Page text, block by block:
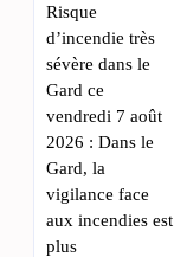
Risque
d’incendie très
sévère dans le
Gard ce
vendredi 7 août
2026 : Dans le
Gard, la
vigilance face
aux incendies est
plus